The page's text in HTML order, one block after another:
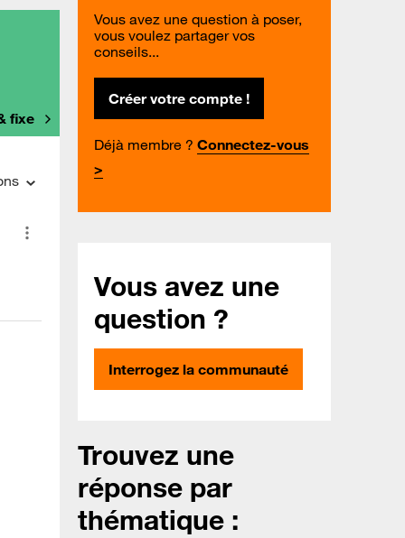
fixe
Vous avez une question à poser,
vous voulez partager vos
conseils...
Créer votre compte !
Déjà membre ? Connectez-vous
>
Vous avez une
question ?
Interrogez la communauté
Trouvez une
réponse par
thématique :